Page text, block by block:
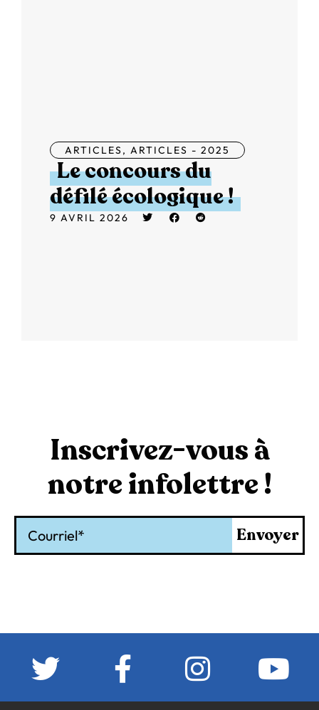
ARTICLES, ARTICLES - 2025
Le concours du
défilé écologique !
9 AVRIL 2026
Inscrivez-vous à
notre infolettre !
Envoyer